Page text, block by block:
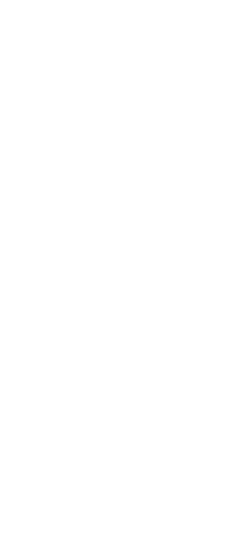
El conjunto de Luis García
Sierra y ofreció buenas
encuentro, pero acabó